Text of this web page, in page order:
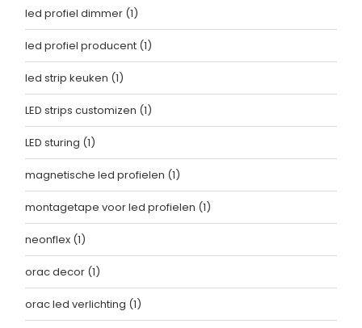
led profiel dimmer (1)
led profiel producent (1)
led strip keuken (1)
LED strips customizen (1)
LED sturing (1)
magnetische led profielen (1)
montagetape voor led profielen (1)
neonflex (1)
orac decor (1)
orac led verlichting (1)